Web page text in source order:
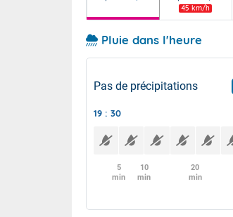
45 km/h
Pluie dans l'heure
Pas de précipitations
19 : 30
5
min
10
min
20
min